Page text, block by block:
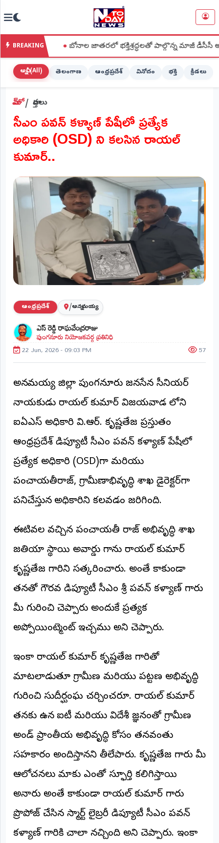
హోమ్
(Home)
STREAMING
లైవ్
(Live
TV)
లైవ్
రేడియో
(Live
Radio)
ప్రాంతీయ
వార్తలు
(STATE)
తెలంగాణ
విభాగాలు
(MAIN)
వినోదం
భక్తి
క్రీడలు
జాతీయం
ఆర్టీఐ
రిపోర్టర్స్
DESK)
మా
రిపోర్టర్లు
చేరండి
లాగిన్
(Login)
2026
NEWS
క్షణం
పక్షం
BREAKING
●బోనాల జాతరలో భక్తిశ్రద్ధలతో పాల్గొన్న మాజీ డీసీసీ అధ్యక్షురాలు
అన్నీ (All) తెలంగాణ ఆంధ్రప్రదేశ్ వినోదం భక్తి క్రీడలు
హోమ్ వార్తలు
సీఎం పవన్ కళ్యాణ్ పేషీలో ప్రత్యేక
అధికారి (OSD) ని కలసిన రాయల్
కుమార్..
ఆంధ్రప్రదేశ్ /అన్నమయ్య
ఎస్ రెడ్డి రాఘవేంద్రరాజు
పుంగనూరు నియోజకవర్గ ప్రతినిధి
22 Jun, 2026 - 09:03 PM 57
అన్నమయ్య జిల్లా పుంగనూరు జనసేన సీనియర్
నాయకుడు రాయల్ కుమార్ విజయవాడ లోని
ఐఏఎస్ అధికారి వి.ఆర్. కృష్ణతేజ ప్రస్తుతం
ఆంధ్రప్రదేశ్ డిప్యూటీ సీఎం పవన్ కళ్యాణ్ పేషీలో
ప్రత్యేక అధికారి (OSD)గా మరియు
పంచాయతీరాజ్, గ్రామీణాభివృద్ధి శాఖ డైరెక్టర్‌గా
పనిచేస్తున్న అధికారిని కలవడం జరిగింది.
ఈటివల వచ్చిన పంచాయతీ రాజ్ అభివృద్ధి శాఖ
జతియా స్థాయి అవార్డు గాను రాయల్ కుమార్
కృష్ణతేజ గారిని సత్కరించారు. అంతే కాకుండా
తనతో గౌరవ డిప్యూటీ సీఎం శ్రీ పవన్ కళ్యాణ్ గారు
మీ గురించి చెప్పారు అందుకే ప్రత్యక
అప్పోయింట్మెంట్ ఇచ్చము అని చెప్పారు.
ఇంకా రాయల్ కుమార్ కృష్ణతేజ గారితో
మాటలాడుతూ గ్రామీణ మరియు పట్టణ అభివృద్ధి
గురించి సుదీర్ఘంఘ చర్చించరూ. రాయల్ కుమార్
తనకు ఉన్న ఐటీ మరియు విదేశీ జ్ఞనంతో గ్రామీణ
అండ్ ప్రాంతీయ అభివృద్ధి కోసం తనవంతు
సహకారం అందిస్తానని తీలేపారు. కృష్ణతేజ గారు మీ
ఆలోచనలు మాకు ఎంతో స్ఫూర్తి కలిగిస్తాయి
అన్నారు అంతే కాకుండా రాయల్ కుమార్ గారు
ప్రొపోజ్ చేసిన స్మార్ట్ లైబ్రరీ డిప్యూటీ సీఎం పవన్
కళ్యాణ్ గారికి చాలా నచ్చింది అని చెప్పారు. ఇంకా